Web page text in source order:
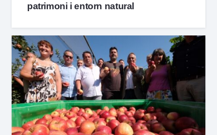
patrimoni i entorn natural